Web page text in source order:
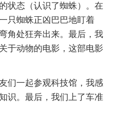
状态（认识了蜘蛛）。在
只蜘蛛正凶巴巴地盯着
角处狂奔出来。最后，我
于动物的电影，这部电影
们一起参观科技馆，我感
识。最后，我们上了车准